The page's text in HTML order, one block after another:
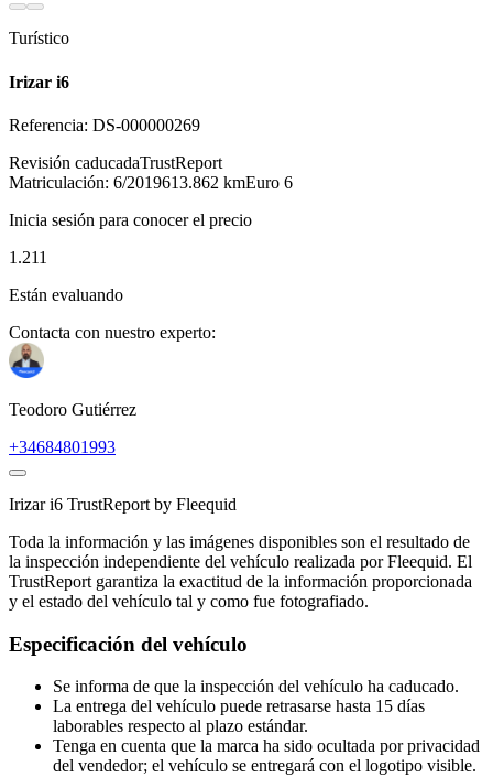
Turístico
Irizar i6
Referencia: DS-000000269
Revisión caducadaTrustReport
Matriculación: 6/2019613.862 kmEuro 6
Inicia sesión para conocer el precio
1.211
Están evaluando
Contacta con nuestro experto:
Teodoro Gutiérrez
+34684801993
Irizar i6 TrustReport by Fleequid
Toda la información y las imágenes disponibles son el resultado de
la inspección independiente del vehículo realizada por Fleequid. El
TrustReport garantiza la exactitud de la información proporcionada
y el estado del vehículo tal y como fue fotografiado.
Especificación del vehículo
Se informa de que la inspección del vehículo ha caducado.
La entrega del vehículo puede retrasarse hasta 15 días
laborables respecto al plazo estándar.
Tenga en cuenta que la marca ha sido ocultada por privacidad
del vendedor; el vehículo se entregará con el logotipo visible.